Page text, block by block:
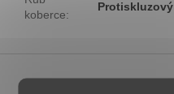
koberce:
Protiskluzový